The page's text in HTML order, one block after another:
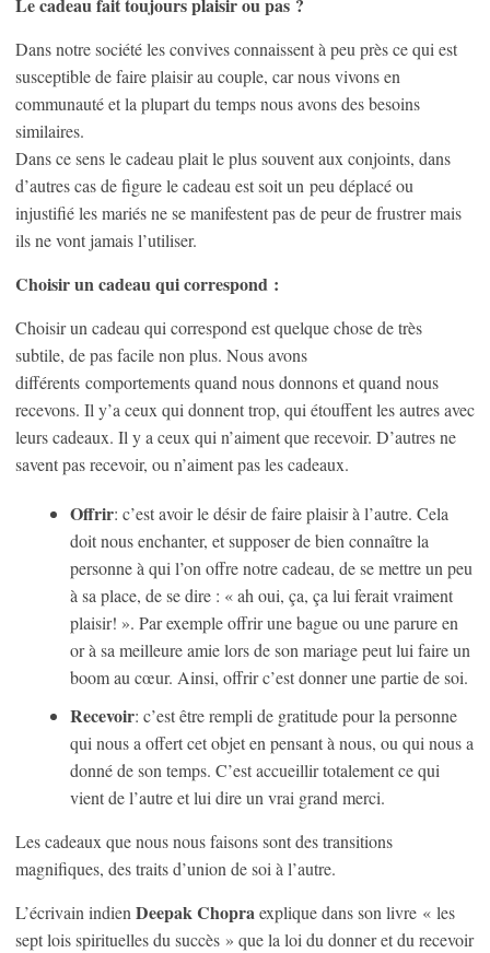
Dans notre société les convives connaissent à peu près ce qui est
susceptible de faire plaisir au couple, car nous vivons en
communauté et la plupart du temps nous avons des besoins
similaires.
Dans ce sens le cadeau plait le plus souvent aux conjoints, dans
d’autres cas de figure le cadeau est soit un peu déplacé ou
injustifié les mariés ne se manifestent pas de peur de frustrer mais
ils ne vont jamais l’utiliser.
Choisir un cadeau qui correspond :
Choisir un cadeau qui correspond est quelque chose de très
subtile, de pas facile non plus. Nous avons
différents comportements quand nous donnons et quand nous
recevons. Il y’a ceux qui donnent trop, qui étouffent les autres avec
leurs cadeaux. Il y a ceux qui n’aiment que recevoir. D’autres ne
savent pas recevoir, ou n’aiment pas les cadeaux.
Offrir: c’est avoir le désir de faire plaisir à l’autre. Cela
doit nous enchanter, et supposer de bien connaître la
personne à qui l’on offre notre cadeau, de se mettre un peu
à sa place, de se dire : « ah oui, ça, ça lui ferait vraiment
plaisir! ». Par exemple offrir une bague ou une parure en
or à sa meilleure amie lors de son mariage peut lui faire un
boom au cœur. Ainsi, offrir c’est donner une partie de soi.
Recevoir: c’est être rempli de gratitude pour la personne
qui nous a offert cet objet en pensant à nous, ou qui nous a
donné de son temps. C’est accueillir totalement ce qui
vient de l’autre et lui dire un vrai grand merci.
Les cadeaux que nous nous faisons sont des transitions
magnifiques, des traits d’union de soi à l’autre.
L’écrivain indien Deepak Chopra explique dans son livre « les
sept lois spirituelles du succès » que la loi du donner et du recevoir